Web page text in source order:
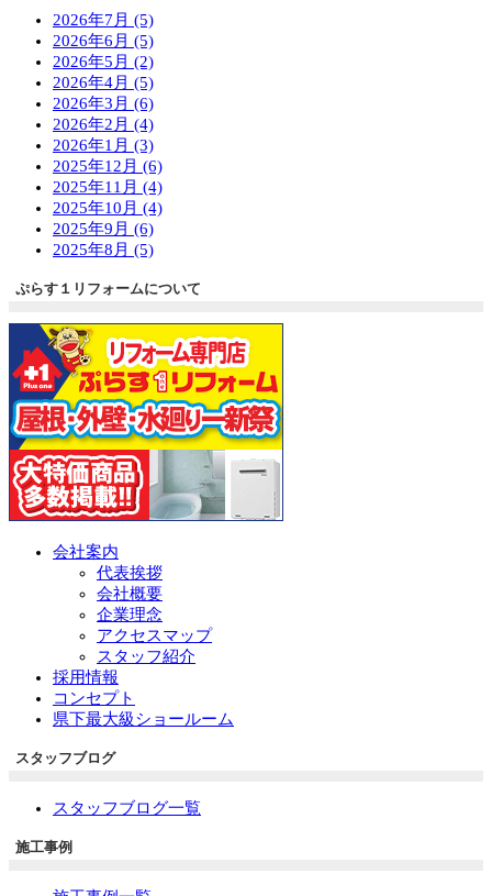
2026年7月 (5)
2026年6月 (5)
2026年5月 (2)
2026年4月 (5)
2026年3月 (6)
2026年2月 (4)
2026年1月 (3)
2025年12月 (6)
2025年11月 (4)
2025年10月 (4)
2025年9月 (6)
2025年8月 (5)
ぷらす１リフォームについて
会社案内
代表挨拶
会社概要
企業理念
アクセスマップ
スタッフ紹介
採用情報
コンセプト
県下最大級ショールーム
スタッフブログ
スタッフブログ一覧
施工事例